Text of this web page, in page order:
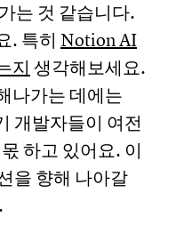
는 것 같습니다.
. 특히 Notion AI
지 생각해보세요.
나가는 데에는
개발자들이 여전
하고 있어요. 이
을 향해 나아갈